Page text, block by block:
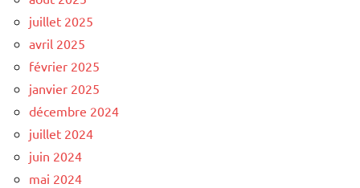
juillet 2025
avril 2025
février 2025
janvier 2025
décembre 2024
juillet 2024
juin 2024
mai 2024